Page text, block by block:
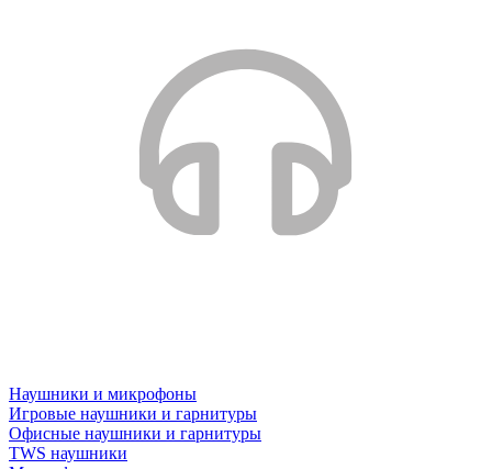
Наушники и микрофоны
Игровые наушники и гарнитуры
Офисные наушники и гарнитуры
TWS наушники